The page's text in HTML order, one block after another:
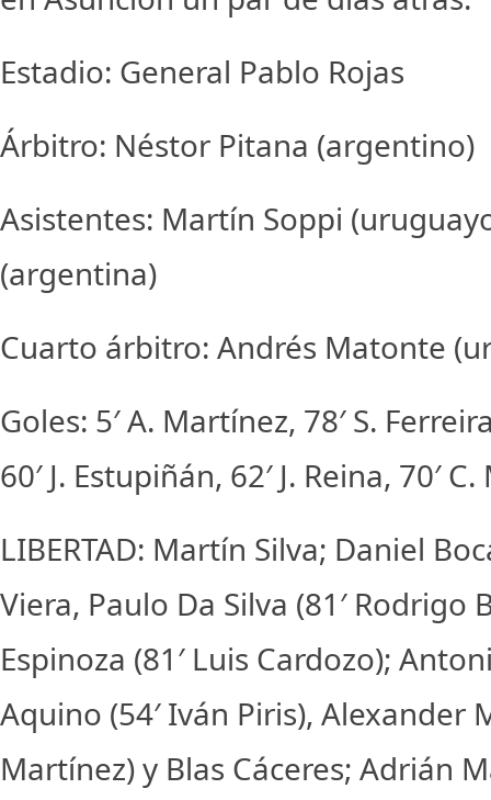
Estadio: General Pablo Rojas
Árbitro: Néstor Pitana (argentino)
Asistentes: Martín Soppi
(argentina)
Cuarto árbitro: Andrés Matonte
Goles: 5′ A. Martínez, 78′ S.
60′ J. Estupiñán, 62′ J. Reina, 70′
LIBERTAD: Martín Silva; Daniel
Viera, Paulo Da Silva (81′ Rodrigo
Espinoza (81′ Luis Cardozo);
Aquino (54′ Iván Piris), Alexander
Martínez) y Blas Cáceres; Adrián